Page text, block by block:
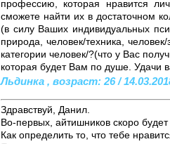
профессию, которая нравится
сможете найти их в достаточном
(в силу Ваших индивидуальных
природа, человек/техника,
категории человек/?(что у Вас
которая будет Вам по душе. Удачи
Льдинка , возраст: 26 /
Здравствуй, Данил.
Во-первых, айтишников скоро
Как определить то, что тебе